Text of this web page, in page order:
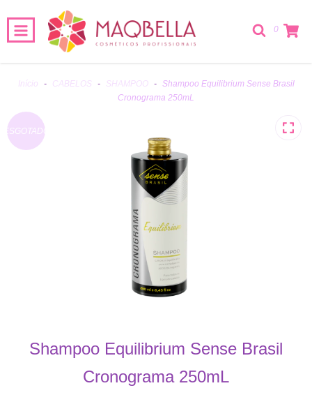
0
Início - CABELOS - SHAMPOO -
Shampoo Equilibrium Sense Brasil
Cronograma 250mL
ESGOTADO
Shampoo Equilibrium Sense Brasil
Cronograma 250mL